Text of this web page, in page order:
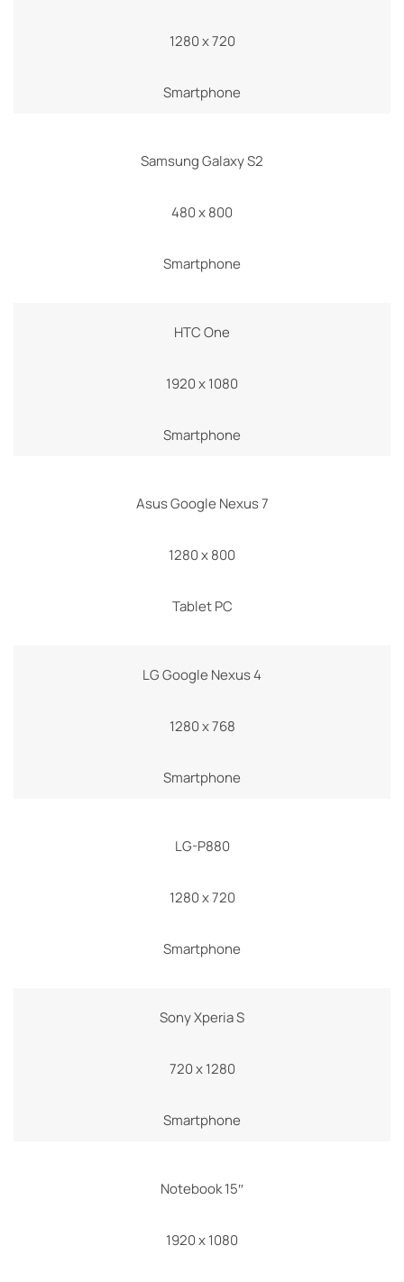
1280 x 720
Smartphone
Samsung Galaxy S2
480 x 800
Smartphone
HTC One
1920 x 1080
Smartphone
Asus Google Nexus 7
1280 x 800
Tablet PC
LG Google Nexus 4
1280 x 768
Smartphone
LG-P880
1280 x 720
Smartphone
Sony Xperia S
720 x 1280
Smartphone
Notebook 15″
1920 x 1080